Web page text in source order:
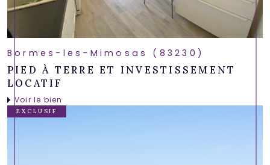
Bormes-les-Mimosas (83230)
PIED À TERRE ET INVESTISSEMENT
LOCATIF
Voir le bien
EXCLUSIF